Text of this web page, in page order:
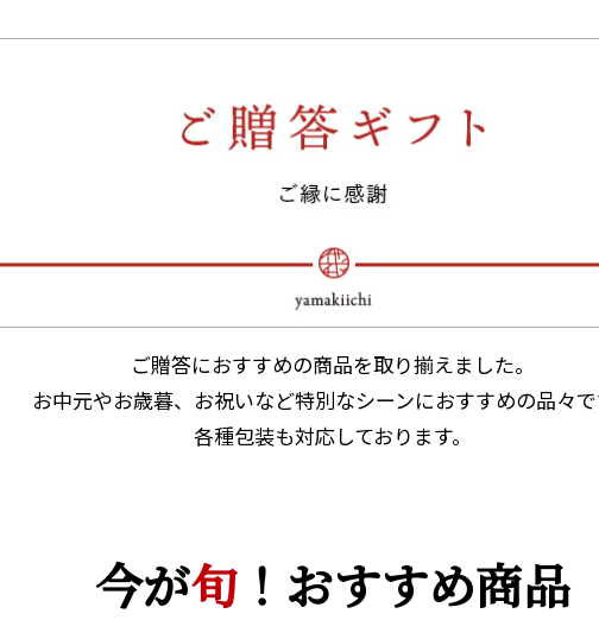
ご贈答におすすめの商品を取り揃えました。
お中元やお歳暮、お祝いなど特別なシーンにおすすめの品々
各種包装も対応しております。
今が旬 ！おすすめ商品